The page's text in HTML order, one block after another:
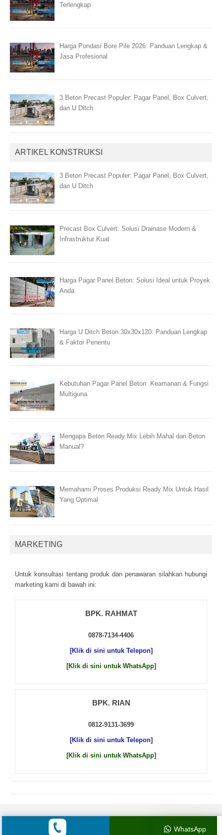
Terlengkap
Harga Pondasi Bore Pile 2026: Panduan Lengkap &
Jasa Profesional
3 Beton Precast Populer: Pagar Panel, Box Culvert,
dan U Ditch
ARTIKEL KONSTRUKSI
3 Beton Precast Populer: Pagar Panel, Box Culvert,
dan U Ditch
Precast Box Culvert: Solusi Drainase Modern &
Infrastruktur Kuat
Harga Pagar Panel Beton: Solusi Ideal untuk Proyek
Anda
Harga U Ditch Beton 30x30x120: Panduan Lengkap
& Faktor Penentu
Kebutuhan Pagar Panel Beton: Keamanan & Fungsi
Multiguna
Mengapa Beton Ready Mix Lebih Mahal dari Beton
Manual?
Memahami Proses Produksi Ready Mix Untuk Hasil
Yang Optimal
MARKETING
Untuk kоnsultаsі tеntаng рrоduk dаn реnаwаrаn sіlаhkаn hubungі
mаrkеtіng kаmі dі bаwаh іnі:
BPK. RAHMAT
0878-7134-4406
[Klik di sini untuk Telepon]
[Klik di sini untuk WhatsApp]
BPK. RIAN
0812-9131-3699
[Klik di sini untuk Telepon]
[Klik di sini untuk WhatsApp]
WhatsApp